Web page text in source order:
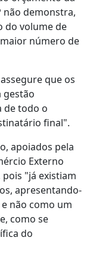
não demonstra,
do volume de
número de
que os
gestão
de todo o
final".
apoiados pela
Externo
pois "já existiam
apresentando-
não como um
como se
do